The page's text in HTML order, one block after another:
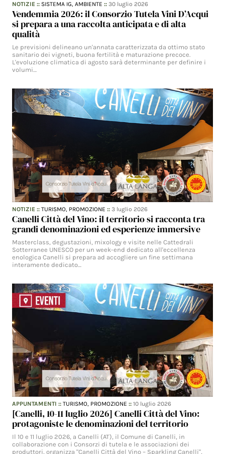
NOTIZIE :: SISTEMA IG,AMBIENTE ::30 luglio 2026
Vendemmia 2026: il Consorzio Tutela Vini D’Acqui
si prepara a una raccolta anticipata e di alta
qualità
Le previsioni delineano un'annata caratterizzata da ottimo stato
sanitario dei vigneti, buona fertilità e maturazione precoce.
L'evoluzione climatica di agosto sarà determinante per definire i
volumi…
NOTIZIE ::TURISMO, PROMOZIONE ::3 luglio 2026
Canelli Città del Vino: il territorio si racconta tra
grandi denominazioni ed esperienze immersive
Masterclass, degustazioni, mixology e visite nelle Cattedrali
Sotterranee UNESCO per un week-end dedicato all'eccellenza
enologica Canelli si prepara ad accogliere un fine settimana
interamente dedicato…
APPUNTAMENTI ::TURISMO, PROMOZIONE ::10 luglio 2026
[Canelli, 10-11 luglio 2026] Canelli Città del Vino:
protagoniste le denominazioni del territorio
Il 10 e 11 luglio 2026, a Canelli (AT), il Comune di Canelli, in
collaborazione con i Consorzi di tutela e le associazioni dei
produttori, organizza "Canelli Città del Vino – Sparkling Canelli",